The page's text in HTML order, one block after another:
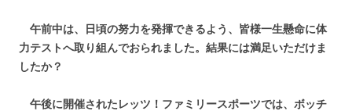
午前中は、日頃の努力を発揮できるよう、皆様一生懸命に体
力テストへ取り組んでおられました。結果には満足いただけま
したか？
午後に開催されたレッツ！ファミリースポーツでは、ボッチ